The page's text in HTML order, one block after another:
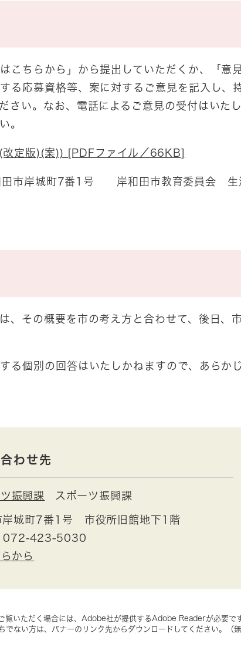
こちらから」から提出していただくか、「意
る応募資格等、案に対するご意見を記入し、
さい。なお、電話によるご意見の受付はいた
。
改定版)(案)) [PDFファイル／66KB]
市岸城町7番1号 岸和田市教育委員会 生
、その概要を市の考え方と合わせて、後日、
る個別の回答はいたしかねますので、あらか
わせ先
振興課 スポーツ振興課
岸城町7番1号 市役所旧館地下1階
072-423-5030
から
覧いただく場合には、Adobe社が提供するAdobe Readerが必要です
ない方は、バナーのリンク先からダウンロードしてください。（無